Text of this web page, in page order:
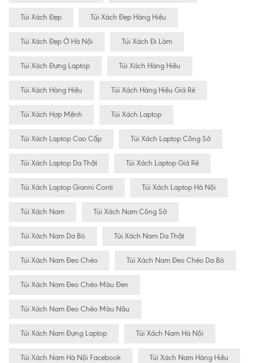
Túi Xách Đẹp Túi Xách Đẹp Hàng Hiệu
Túi Xách Đẹp Ở Hà Nội Túi Xách Đi Làm
Túi Xách Đựng Laptop Túi Xách Hàng Hiêu
Túi Xách Hàng Hiệu Túi Xách Hàng Hiệu Giá Rẻ
Túi Xách Hợp Mệnh Túi Xách Laptop
Túi Xách Laptop Cao Cấp Túi Xách Laptop Công Sở
Túi Xách Laptop Da Thật Túi Xách Laptop Giá Rẻ
Túi Xách Laptop Gianni Conti Túi Xách Laptop Hà Nội
Túi Xách Nam Túi Xách Nam Công Sở
Túi Xách Nam Da Bò Túi Xách Nam Da Thật
Túi Xách Nam Đeo Chéo Túi Xách Nam Đeo Chéo Da Bò
Túi Xách Nam Đeo Chéo Màu Đen
Túi Xách Nam Đeo Chéo Màu Nâu
Túi Xách Nam Đựng Laptop Túi Xách Nam Hà Nội
Túi Xách Nam Hà Nội Facebook Túi Xách Nam Hàng Hiêu